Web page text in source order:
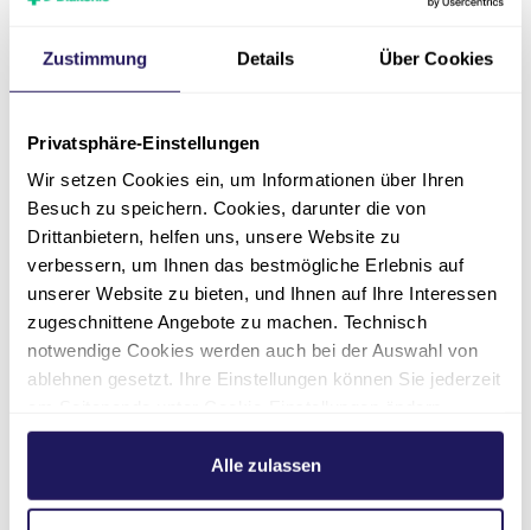
Zustimmung Details Über Cookies
Privatsphäre-Einstellungen
Wir setzen Cookies ein, um Informationen über Ihren
Besuch zu speichern. Cookies, darunter die von
Drittanbietern, helfen uns, unsere Website zu
verbessern, um Ihnen das bestmögliche Erlebnis auf
unserer Website zu bieten, und Ihnen auf Ihre Interessen
zugeschnittene Angebote zu machen. Technisch
notwendige Cookies werden auch bei der Auswahl von
ablehnen gesetzt. Ihre Einstellungen können Sie jederzeit
Weitere Informationen hierzu finden Sie in unserer
.Alle zulassen
Was bedeuten die
Alarmsignale der Apparate?
Kontakt